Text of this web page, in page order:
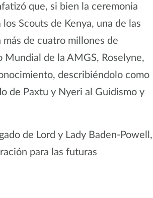
que, si bien la ceremonia
Scouts de Kenya, una de las
más de cuatro millones de
de la AMGS, Roselyne,
describiéndolo como
de Paxtu y Nyeri al Guidismo y
de Lord y Lady Baden-Powell,
para las futuras